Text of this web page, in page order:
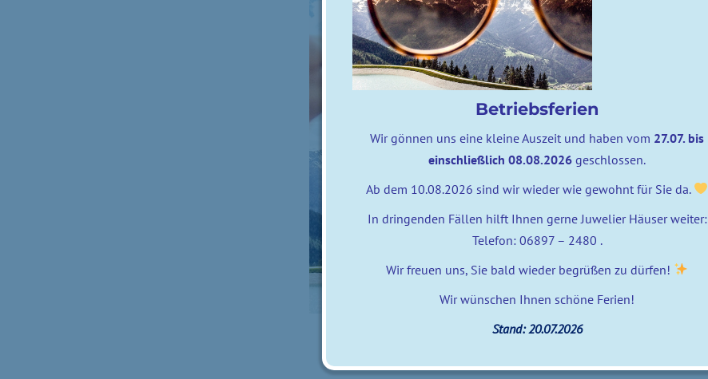
Betriebsferien
Wir gönnen uns eine kleine Auszeit und haben vom 27.07. bis
einschließlich 08.08.2026 geschlossen.
Ab dem 10.08.2026 sind wir wieder wie gewohnt für Sie da.
In dringenden Fällen hilft Ihnen gerne Juwelier Häuser weiter:
Telefon: 06897 – 2480 .
Wir freuen uns, Sie bald wieder begrüßen zu dürfen!
Wir wünschen Ihnen schöne Ferien!
Stand: 20.07.2026